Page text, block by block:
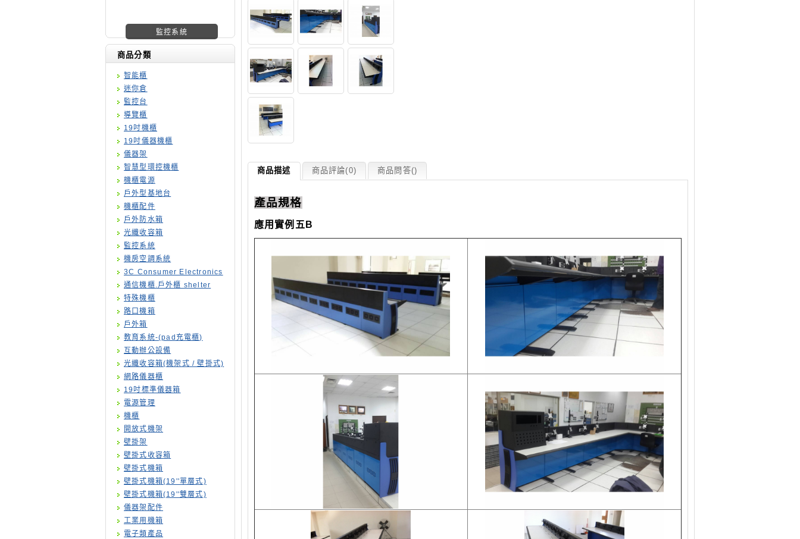
機櫃廠商
商品分類
智能櫃
迷你倉
監控台
導覽櫃
19吋機櫃
19吋儀器機櫃
儀器架
智慧型環控機櫃
機櫃電源
戶外型基地台
機櫃配件
戶外防水箱
光纖收容箱
監控系統
機房空調系統
3C Consumer Electronics
通信機櫃.戶外櫃 shelter
特殊機櫃
路口機箱
戶外箱
教育系統-(pad充電櫃)
互動辦公設備
光纖收容箱(機架式 / 壁掛式)
網路儀器櫃
19吋標準儀器箱
電源管理
機櫃
開放式機架
壁掛架
壁掛式收容箱
壁掛式機箱
壁掛式機箱(19''單層式)
壁掛式機箱(19''雙層式)
儀器架配件
工業用機箱
電子類產品
商品描述 商品評論(0) 商品問答()
產品規格
應用實例五B